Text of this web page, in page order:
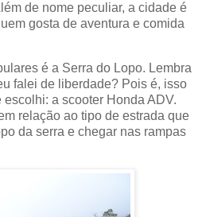
de nome peculiar, a cidade é
gosta de aventura e comida
é a Serra do Lopo. Lembra
falei de liberdade? Pois é, isso
a scooter Honda ADV.
relação ao tipo de estrada que
da serra e chegar nas rampas